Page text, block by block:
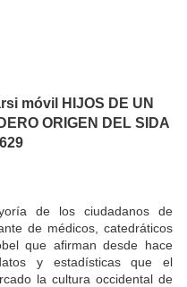
móvil HIJOS DE UN
ORIGEN DEL SIDA
de los ciudadanos de
de médicos, catedráticos
que afirman desde hace
y estadísticas que el
la cultura occidental de